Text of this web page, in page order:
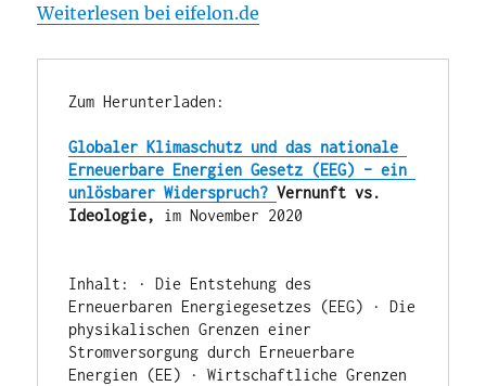
Weiterlesen bei eifelon.de
Zum Herunterladen:
Globaler Klimaschutz und das nationale
Erneuerbare Energien Gesetz (EEG) – ein
unlösbarer Widerspruch? Vernunft vs.
Ideologie, im November 2020
Inhalt: · Die Entstehung des
Erneuerbaren Energiegesetzes (EEG) · Die
physikalischen Grenzen einer
Stromversorgung durch Erneuerbare
Energien (EE) · Wirtschaftliche Grenzen